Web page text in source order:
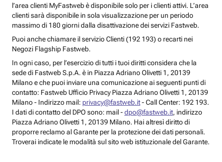
l’area clienti MyFastweb è disponibile solo per i clienti attivi. L’area
clienti sarà disponibile in sola visualizzazione per un periodo
massimo di 180 giorni dalla disattivazione dei servizi Fastweb.
Puoi anche chiamare il servizio Clienti (192 193) o recarti nei
Negozi Flagship Fastweb.
In ogni caso, per l’esercizio di tutti i tuoi diritti considera che la
sede di Fastweb S.p.A. è in Piazza Adriano Olivetti 1, 20139
Milano e che puoi inviare una comunicazione ai seguenti punti di
contatto: Fastweb Ufficio Privacy Piazza Adriano Olivetti 1, 20139
Milano - Indirizzo mail: privacy@fastweb.it- Call Center: 192 193.
I dati di contatto del DPO sono: mail -dpo@fastweb.it, indirizzo
Piazza Adriano Olivetti 1, 20139 Milano. Hai altresì diritto di
proporre reclamo al Garante per la protezione dei dati personali.
Troverai indicate le modalità sul sito web istituzionale del Garante.